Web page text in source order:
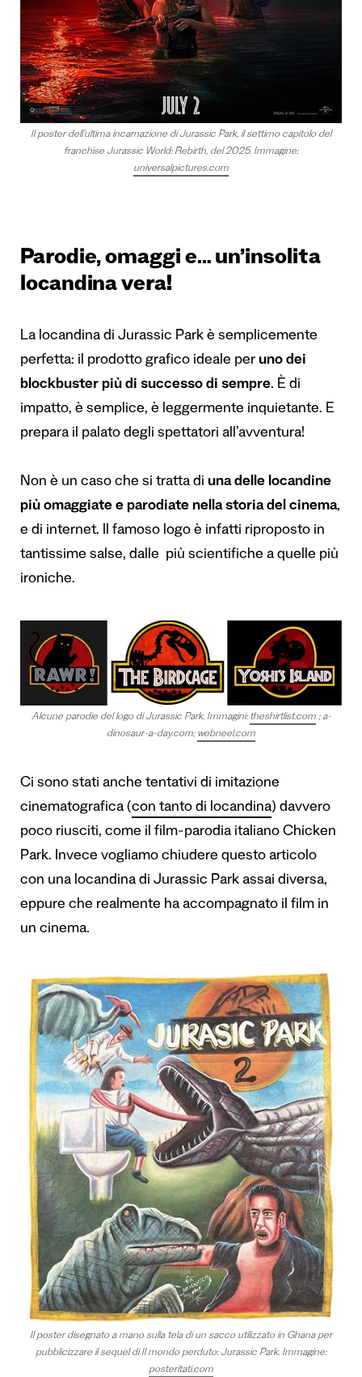
Il poster dell’ultima incarnazione di Jurassic Park, il settimo capitolo del
franchise Jurassic World: Rebirth, del 2025. Immagine:
universalpictures.com
Parodie, omaggi e… un’insolita
locandina vera!
La locandina di Jurassic Park è semplicemente
perfetta: il prodotto grafico ideale per uno dei
blockbuster più di successo di sempre. È di
impatto, è semplice, è leggermente inquietante. E
prepara il palato degli spettatori all’avventura!
Non è un caso che si tratta di una delle locandine
più omaggiate e parodiate nella storia del cinema,
e di internet. Il famoso logo è infatti riproposto in
tantissime salse, dalle più scientifiche a quelle più
ironiche.
Alcune parodie del logo di Jurassic Park. Immagini: theshirtlist.com; a-
dinosaur-a-day.com; webneel.com
Ci sono stati anche tentativi di imitazione
cinematografica (con tanto di locandina) davvero
poco riusciti, come il film-parodia italiano Chicken
Park. Invece vogliamo chiudere questo articolo
con una locandina di Jurassic Park assai diversa,
eppure che realmente ha accompagnato il film in
un cinema.
Il poster disegnato a mano sulla tela di un sacco utilizzato in Ghana per
pubblicizzare il sequel di Il mondo perduto: Jurassic Park. Immagine:
posteritati.com